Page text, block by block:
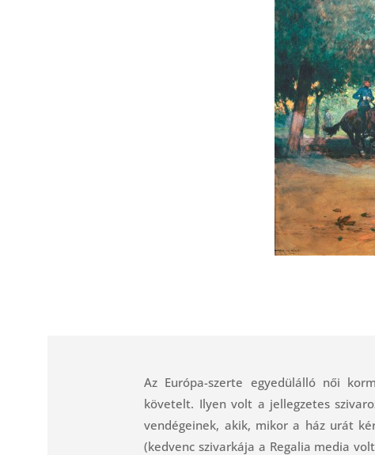
Az Európa-szerte egyedülálló női
követelt. Ilyen volt a jellegzetes
vendégeinek, akik, mikor a ház urát
(kedvenc szivarkája a Regalia media